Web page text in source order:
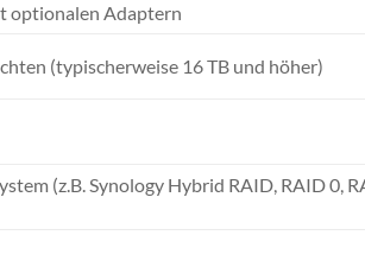
optionalen Adaptern
(typischerweise 16 TB und höher)
(z.B. Synology Hybrid RAID, RAID 0,